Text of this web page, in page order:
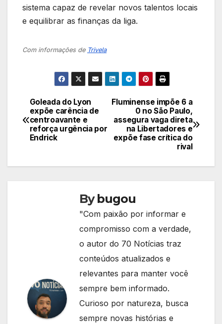
sistema capaz de revelar novos talentos locais
e equilibrar as finanças da liga.
Com informações de Trivela
Navegação
de
Fluminense impõe 6 a
0 no São Paulo,
assegura vaga direta
na Libertadores e
expõe fase crítica do
rival
Goleada do Lyon
expõe carência de
centroavante e
reforça urgência por
Endrick
Bybugou
"Com paixão por informar e
compromisso com a verdade,
o autor do 70 Notícias traz
conteúdos atualizados e
relevantes para manter você
sempre bem informado.
Curioso por natureza, busca
sempre novas histórias e